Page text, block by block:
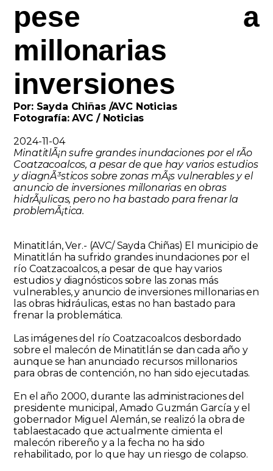
pese a
millonarias
inversiones
Por: Sayda Chiñas /AVC Noticias
Fotografía: AVC / Noticias
2024-11-04
MinatitlÃ¡n sufre grandes inundaciones por el rÃ­o
Coatzacoalcos, a pesar de que hay varios estudios
y diagnÃ³sticos sobre zonas mÃ¡s vulnerables y el
anuncio de inversiones millonarias en obras
hidrÃ¡ulicas, pero no ha bastado para frenar la
problemÃ¡tica.
Minatitlán, Ver.- (AVC/ Sayda Chiñas) El municipio de
Minatitlán ha sufrido grandes inundaciones por el
río Coatzacoalcos, a pesar de que hay varios
estudios y diagnósticos sobre las zonas más
vulnerables, y anuncio de inversiones millonarias en
las obras hidráulicas, estas no han bastado para
frenar la problemática.
Las imágenes del río Coatzacoalcos desbordado
sobre el malecón de Minatitlán se dan cada año y
aunque se han anunciado recursos millonarios
para obras de contención, no han sido ejecutadas.
En el año 2000, durante las administraciones del
presidente municipal, Amado Guzmán García y el
gobernador Miguel Alemán, se realizó la obra de
tablaestacado que actualmente cimienta el
malecón ribereño y a la fecha no ha sido
rehabilitado, por lo que hay un riesgo de colapso.